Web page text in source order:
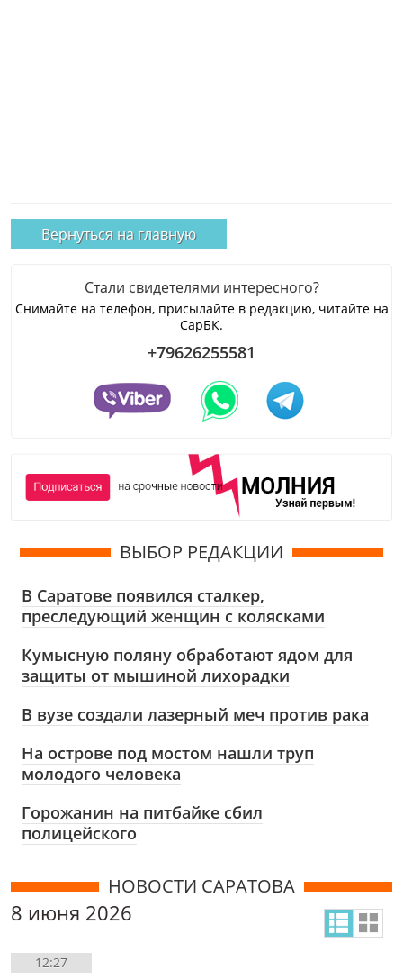
Вернуться на главную
Стали свидетелями интересного?
Снимайте на телефон, присылайте в редакцию, читайте на
СарБК.
+79626255581
ВЫБОР РЕДАКЦИИ
В Саратове появился сталкер,
преследующий женщин с колясками
Кумысную поляну обработают ядом для
защиты от мышиной лихорадки
В вузе создали лазерный меч против рака
На острове под мостом нашли труп
молодого человека
Горожанин на питбайке сбил
полицейского
НОВОСТИ САРАТОВА
8 июня 2026
12:27